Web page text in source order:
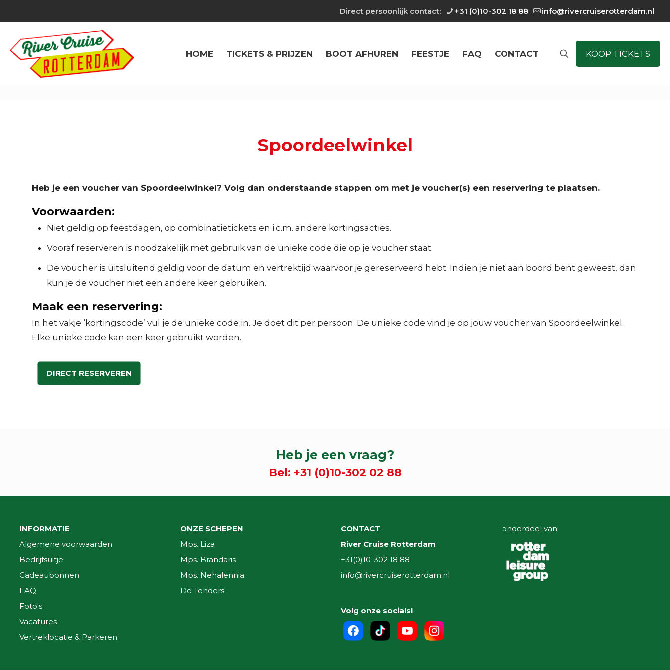
Direct persoonlijk contact: +31 (0)10-302 18 88 info@rivercruiserotterdam.nl
HOME TICKETS & PRIJZEN BOOT AFHUREN FEESTJE FAQ CONTACT KOOP TICKETS
Spoordeelwinkel
Heb je een voucher van Spoordeelwinkel? Volg dan onderstaande stappen om met je voucher(s) een reservering te plaatsen.
Voorwaarden:
Niet geldig op feestdagen, op combinatietickets en i.c.m. andere kortingsacties.
Vooraf reserveren is noodzakelijk met gebruik van de unieke code die op je voucher staat.
De voucher is uitsluitend geldig voor de datum en vertrektijd waarvoor je gereserveerd hebt. Indien je niet aan boord bent geweest, dan
kun je de voucher niet een andere keer gebruiken.
Maak een reservering:
In het vakje ‘kortingscode’ vul je de unieke code in. Je doet dit per persoon. De unieke code vind je op jouw voucher van Spoordeelwinkel.
Elke unieke code kan een keer gebruikt worden.
DIRECT RESERVEREN
Heb je een vraag?
Bel: +31 (0)10-302 02 88
INFORMATIE
Algemene voorwaarden
Bedrijfsuitje
Cadeaubonnen
FAQ
Foto's
Vacatures
Vertreklocatie & Parkeren
ONZE SCHEPEN
Mps. Liza
Mps. Brandaris
Mps. Nehalennia
De Tenders
CONTACT
River Cruise Rotterdam
+31(0)10-302 18 88
info@rivercruiserotterdam.nl
Volg onze socials!
onderdeel van: